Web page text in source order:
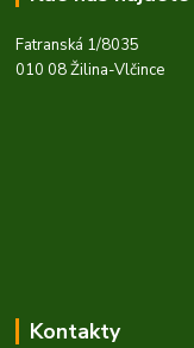
Fatranská 1/8035
010 08 Žilina-Vlčince
Kontakty